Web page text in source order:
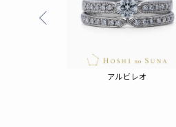
アルビレオ